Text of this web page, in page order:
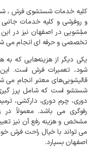
کلیه خدمات شستشوی فرش ،
و روفرشی و کلیه خدمات
مبلشویی در اصفهان نیز در
تخصصی و حرفه ای انجام می
یکی دیگر از هزینه‌هایی که
شود، تعمیرات فرش است.
قالیشویی‌های معتبر انجام
شستشو است که شامل پرز
دوری، چرم دوری، دارکشی،
رفوگری می باشد. معمولاً
مشخص و هزینه رفع آن نیز
می تواند با خیال راحت فرش
اصفهان بسپارد.